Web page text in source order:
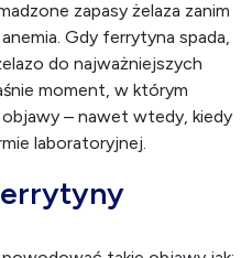
zapasy żelaza zanim
Gdy ferrytyna spada,
do najważniejszych
moment, w którym
– nawet wtedy, kiedy
laboratoryjnej.